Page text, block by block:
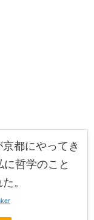
都にやってき
に哲学のこと
。